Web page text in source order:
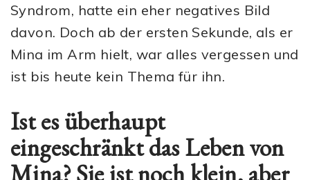
Syndrom, hatte ein eher negatives Bild
davon. Doch ab der ersten Sekunde, als er
Mina im Arm hielt, war alles vergessen und
ist bis heute kein Thema für ihn.
Ist es überhaupt
eingeschränkt das Leben von
Mina? Sie ist noch klein, aber